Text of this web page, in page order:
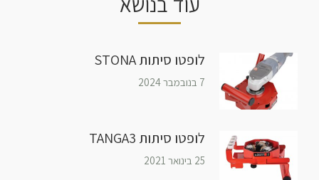
לופטו סיתות STONA
7 בנובמבר 2024
לופטו סיתות TANGA3
25 בינואר 2021